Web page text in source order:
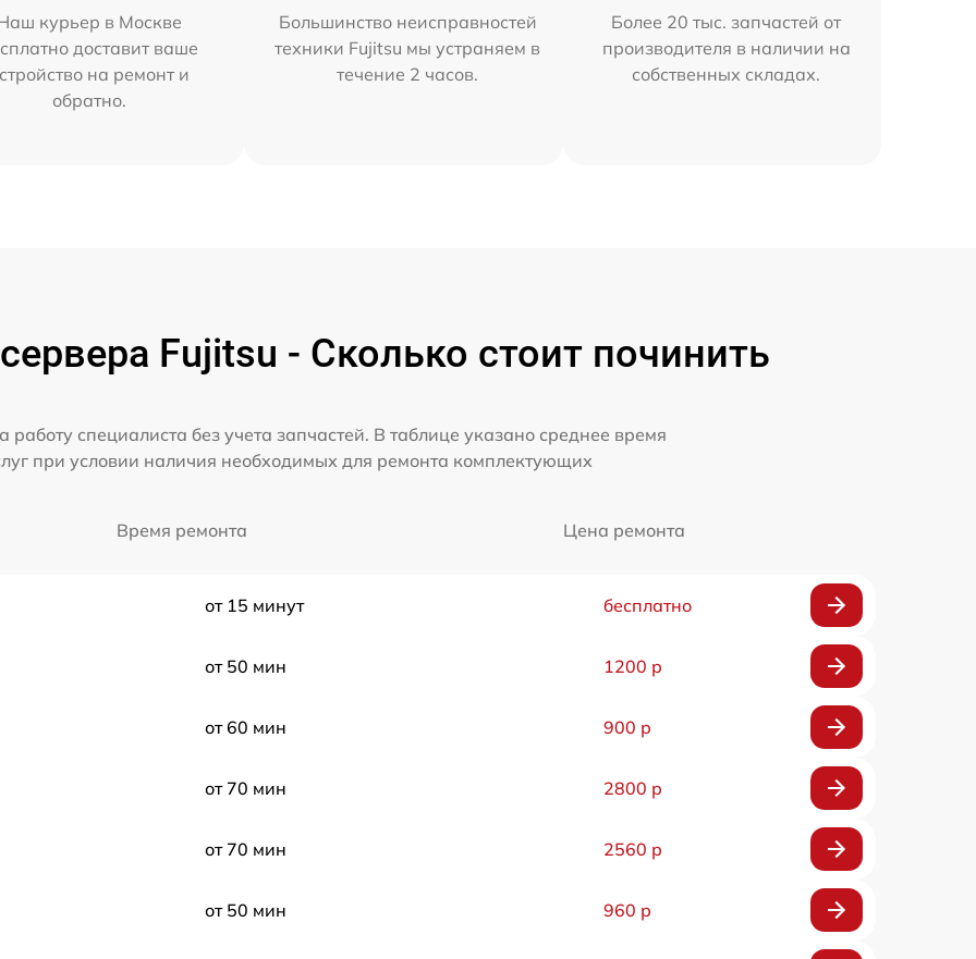
курьер в Москве
доставит ваше
на ремонт и
обратно.
Большинство неисправностей
техники Fujitsu мы устраняем в
течение 2 часов.
Более 20 тыс. запчастей от
производителя в наличии на
собственных складах.
Fujitsu - Сколько стоит починить
работу специалиста без учета запчастей. В таблице указано среднее время
при условии наличия необходимых для ремонта комплектующих
Время ремонта Цена ремонта
от 15 минут бесплатно
от 50 мин 1200 р
от 60 мин 900 р
от 70 мин 2800 р
от 70 мин 2560 р
от 50 мин 960 р